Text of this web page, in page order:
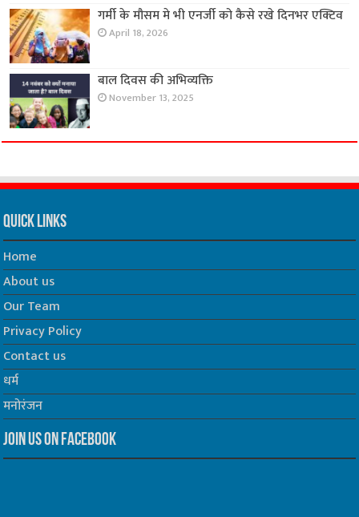
गर्मी के मौसम मे भी एनर्जी को कैसे रखे दिनभर एक्टिव
April 18, 2026
बाल दिवस की अभिव्यक्ति
November 13, 2025
Quick Links
Home
About us
Our Team
Privacy Policy
Contact us
धर्म
मनोरंजन
Join us on Facebook